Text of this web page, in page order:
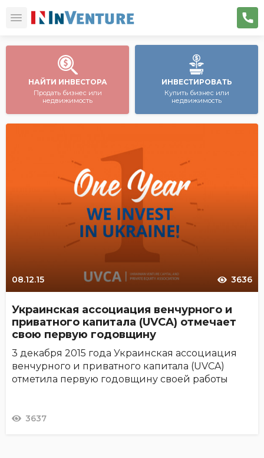
НАЙТИ ИНВЕСТОРА
Продать бизнес или
недвижимость
ИНВЕСТИРОВАТЬ
Купить бизнес или
недвижимость
08.12.15 3636
Украинская ассоциация венчурного и
приватного капитала (UVCA) отмечает
свою первую годовщину
3 декабря 2015 года Украинская ассоциация
венчурного и приватного капитала (UVCA)
отметила первую годовщину своей работы
3637